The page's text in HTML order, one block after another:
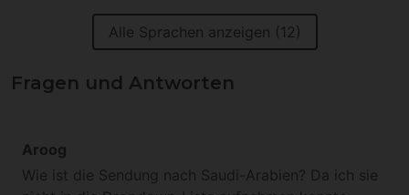
Alle Sprachen anzeigen (12)
Fragen und Antworten
Aroog
Wie ist die Sendung nach Saudi-Arabien? Da ich sie